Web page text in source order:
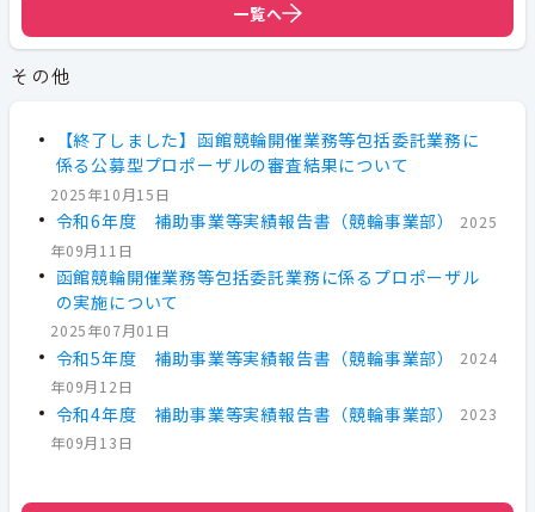
一覧へ
その他
【終了しました】函館競輪開催業務等包括委託業務に
係る公募型プロポーザルの審査結果について
2025年10月15日
令和6年度 補助事業等実績報告書（競輪事業部）
2025
年09月11日
函館競輪開催業務等包括委託業務に係るプロポーザル
の実施について
2025年07月01日
令和5年度 補助事業等実績報告書（競輪事業部）
2024
年09月12日
令和4年度 補助事業等実績報告書（競輪事業部）
2023
年09月13日